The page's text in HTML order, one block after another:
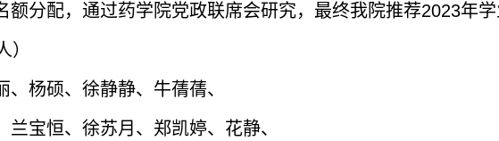
额分配，通过药学院党政联席会研究，最终我院推荐2023年
）
、杨硕、徐静静、牛蒨蒨、
兰宝恒、徐苏月、郑凯婷、花静、